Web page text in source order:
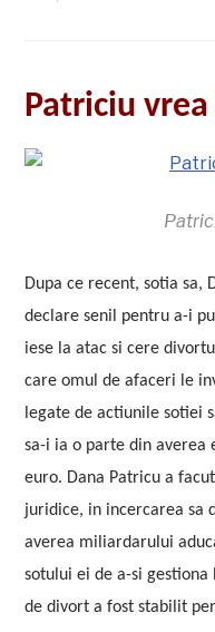
Patriciu
Dupa ce recent, sotia sa,
declare senil pentru a-i
iese la atac si cere
care omul de afaceri le
legate de actiunile sotiei
sa-i ia o parte din averea
euro. Dana Patricu a
juridice, in incercarea sa
averea miliardarului
sotului ei de a-si
de divort a fost stabilit